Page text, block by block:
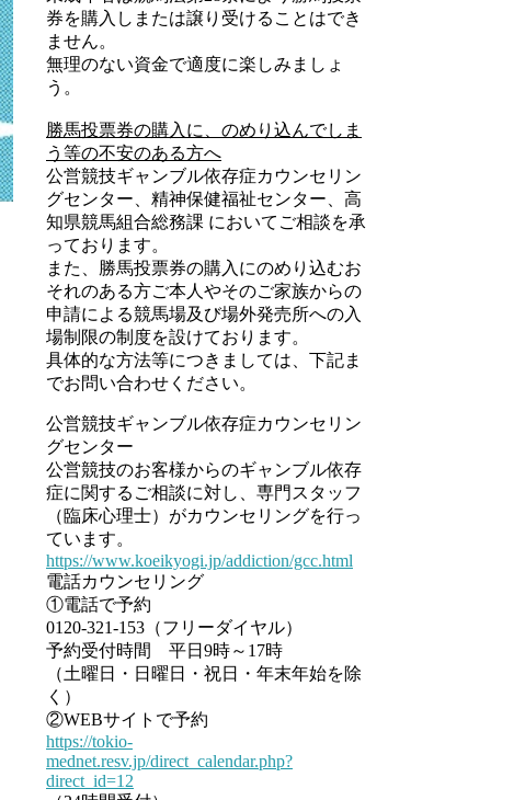
券を購入しまたは譲り受けることはでき
ません。
無理のない資金で適度に楽しみましょ
う。
勝馬投票券の購入に、のめり込んでしま
う等の不安のある方へ
公営競技ギャンブル依存症カウンセリン
グセンター、精神保健福祉センター、高
知県競馬組合総務課 においてご相談を承
っております。
また、勝馬投票券の購入にのめり込むお
それのある方ご本人やそのご家族からの
申請による競馬場及び場外発売所への入
場制限の制度を設けております。
具体的な方法等につきましては、下記ま
でお問い合わせください。
公営競技ギャンブル依存症カウンセリン
グセンター
公営競技のお客様からのギャンブル依存
症に関するご相談に対し、専門スタッフ
（臨床心理士）がカウンセリングを行っ
ています。
https://www.koeikyogi.jp/addiction/gcc.html
電話カウンセリング
①電話で予約
0120-321-153（フリーダイヤル）
予約受付時間 平日9時～17時
（土曜日・日曜日・祝日・年末年始を除
く）
②WEBサイトで予約
https://tokio-
mednet.resv.jp/direct_calendar.php?
direct_id=12